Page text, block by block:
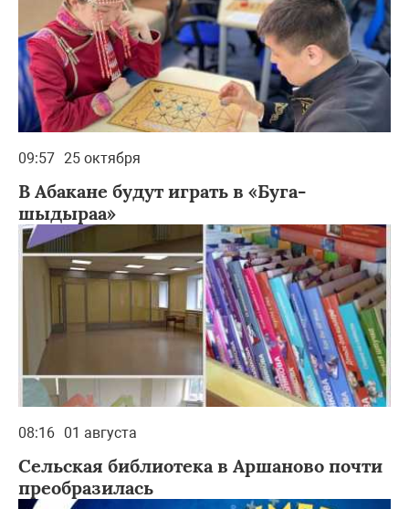
09:57 25 октября
В Абакане будут играть в «Буга-
шыдыраа»
08:16 01 августа
Сельская библиотека в Аршаново почти
преобразилась